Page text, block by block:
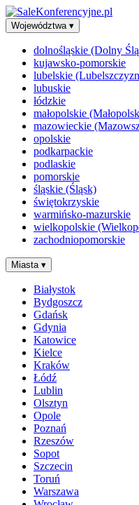
Województwa ▾
dolnośląskie (Dolny
kujawsko-pomorskie
lubelskie
lubuskie
łódzkie
małopolskie
mazowieckie
opolskie
podkarpackie
podlaskie
pomorskie
śląskie (Śląsk)
świętokrzyskie
warmińsko-mazurskie
wielkopolskie
zachodniopomorskie
Miasta ▾
Białystok
Bydgoszcz
Gdańsk
Gdynia
Katowice
Kielce
Kraków
Łódź
Lublin
Olsztyn
Opole
Poznań
Rzeszów
Sopot
Szczecin
Toruń
Warszawa